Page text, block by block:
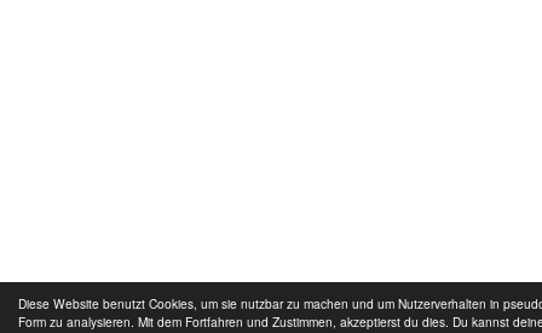
Diese Website benutzt Cookies, um sie nutzbar zu machen und um Nutzerverhalten in
Form zu analysieren. Mit dem Fortfahren und Zustimmen, akzeptierst du dies. Du kannst